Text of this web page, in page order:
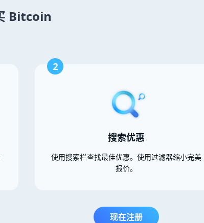
Bitcoin
2
搜索优惠
使用搜索栏查找最佳优惠。使用过滤器缩小完美
报价。
现在注册